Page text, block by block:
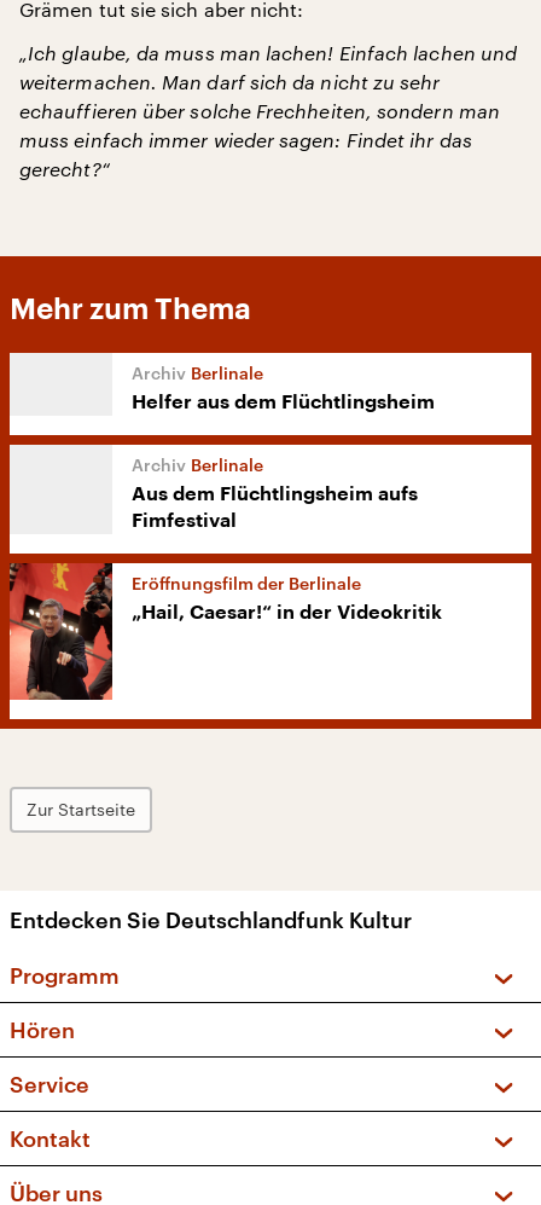
Grämen tut sie sich aber nicht:
„Ich glaube, da muss man lachen! Einfach lachen und
weitermachen. Man darf sich da nicht zu sehr
echauffieren über solche Frechheiten, sondern man
muss einfach immer wieder sagen: Findet ihr das
gerecht?“
Mehr zum Thema
Berlinale
Helfer aus dem Flüchtlingsheim
Berlinale
Aus dem Flüchtlingsheim aufs
Fimfestival
Eröffnungsfilm der Berlinale
„Hail, Caesar!“ in der Videokritik
Zur Startseite
Entdecken Sie Deutschlandfunk Kultur
Programm
Sendungen und Podcasts
Musikliste
Kakadu – Das Kinderprogramm
Hören
Frequenzen (UKW + DAB+)
Service
FAQ
Apps
Kontakt
Über uns